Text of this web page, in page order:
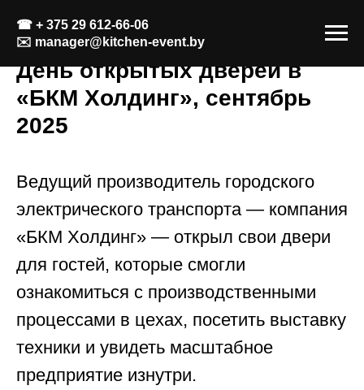
☎ + 375 29 612-66-06
✉️ manager@kitchen-event.by
День открытых дверей в
«БКМ Холдинг», сентябрь
2025
Ведущий производитель городского
электрического транспорта — компания
«БКМ Холдинг» — открыл свои двери
для гостей, которые смогли
ознакомиться с производственными
процессами в цехах, посетить выставку
техники и увидеть масштабное
предприятие изнутри.